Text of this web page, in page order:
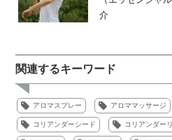
介
関連するキーワード
アロマスプレー アロママッサージ
コリアンダーシード コリアンダー